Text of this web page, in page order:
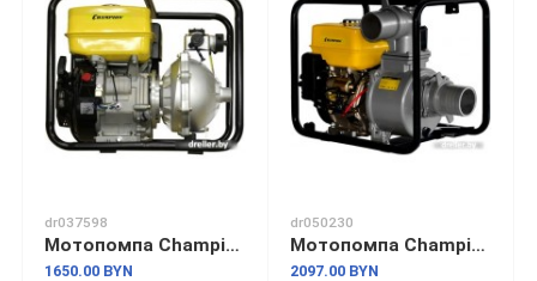
dr037598
Мотопомпа Champion GHP40-2
1650.00 BYN
dr050230
Мотопомпа Champion GP100E
2097.00 BYN